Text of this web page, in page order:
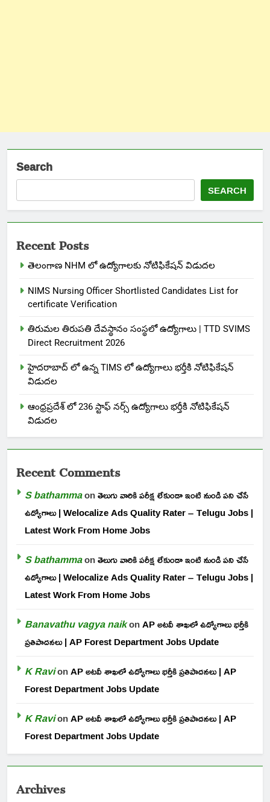
Search
SEARCH
Recent Posts
తెలంగాణ NHM లో ఉద్యోగాలకు నోటిఫికేషన్ విడుదల
NIMS Nursing Officer Shortlisted Candidates List for
certificate Verification
తిరుమల తిరుపతి దేవస్థానం సంస్థలో ఉద్యోగాలు | TTD SVIMS
Direct Recruitment 2026
హైదరాబాద్ లో ఉన్న TIMS లో ఉద్యోగాలు భర్తీకి నోటిఫికేషన్
విడుదల
ఆంధ్రప్రదేశ్ లో 236 స్టాఫ్ నర్స్ ఉద్యోగాలు భర్తీకి నోటిఫికేషన్
విడుదల
Recent Comments
S bathammaonతెలుగు వారికి పరీక్ష లేకుండా ఇంటి నుండి పని చేసే
ఉద్యోగాలు | Welocalize Ads Quality Rater – Telugu Jobs |
Latest Work From Home Jobs
S bathammaonతెలుగు వారికి పరీక్ష లేకుండా ఇంటి నుండి పని చేసే
ఉద్యోగాలు | Welocalize Ads Quality Rater – Telugu Jobs |
Latest Work From Home Jobs
Banavathu vagya naikonAP అటవీ శాఖలో ఉద్యోగాలు భర్తీకి
ప్రతిపాదనలు | AP Forest Department Jobs Update
K RavionAP అటవీ శాఖలో ఉద్యోగాలు భర్తీకి ప్రతిపాదనలు | AP
Forest Department Jobs Update
K RavionAP అటవీ శాఖలో ఉద్యోగాలు భర్తీకి ప్రతిపాదనలు | AP
Forest Department Jobs Update
Archives